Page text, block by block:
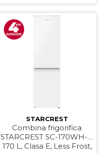
STARCREST
Combina frigorifica
STARCREST SC-170WH-E,
170 L, Clasa E, Less Frost,